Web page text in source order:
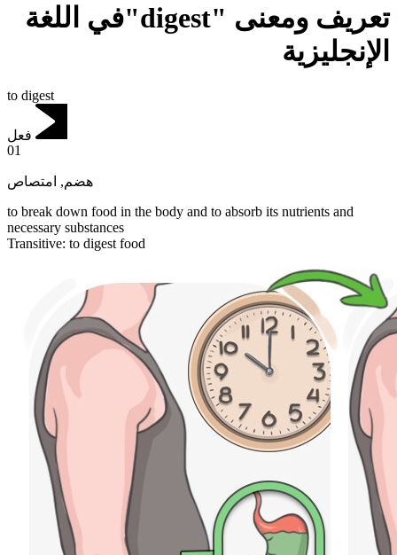
تعريف ومعنى "digest"في اللغة
الإنجليزية
to digest
فعل
01
هضم, امتصاص
to break down food in the body and to absorb its nutrients and
necessary substances
Transitive: to digest food